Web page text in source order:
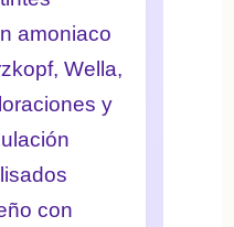
amoniaco
Wella,
y
con